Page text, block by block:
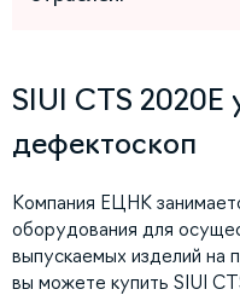
SIUI CTS 2020E
дефектоскоп
Компания ЕЦНК
оборудования для
выпускаемых изделий на
вы можете купить SIUI